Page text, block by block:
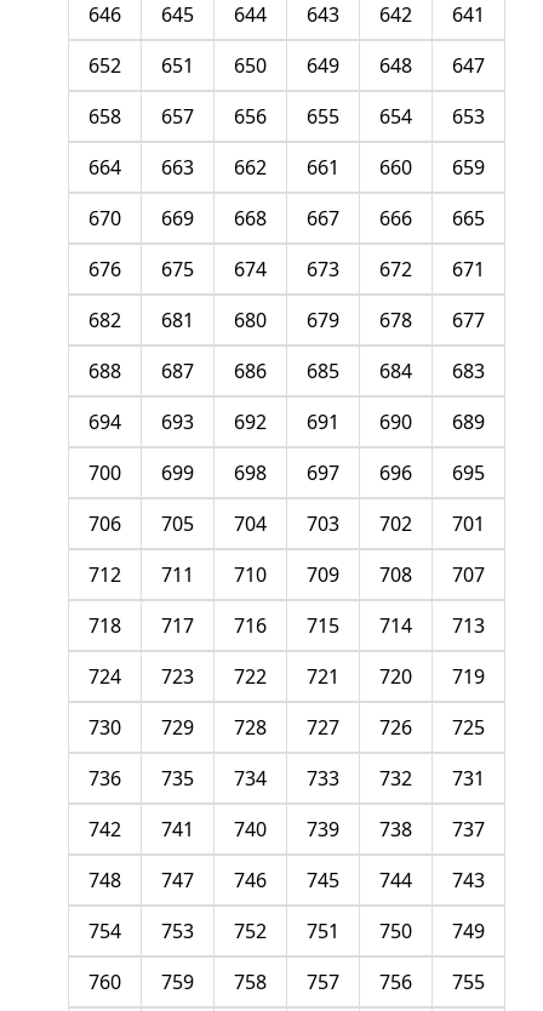
641
642
643
644
645
646
647
648
649
650
651
652
653
654
655
656
657
658
659
660
661
662
663
664
665
666
667
668
669
670
671
672
673
674
675
676
677
678
679
680
681
682
683
684
685
686
687
688
689
690
691
692
693
694
695
696
697
698
699
700
701
702
703
704
705
706
707
708
709
710
711
712
713
714
715
716
717
718
719
720
721
722
723
724
725
726
727
728
729
730
731
732
733
734
735
736
737
738
739
740
741
742
743
744
745
746
747
748
749
750
751
752
753
754
755
756
757
758
759
760